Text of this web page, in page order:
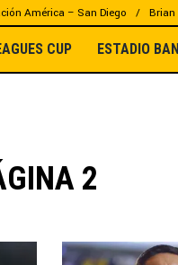
América – San Diego
CUP ESTADIO
2